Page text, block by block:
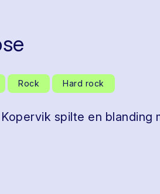
Rock Hard rock
spilte en blanding